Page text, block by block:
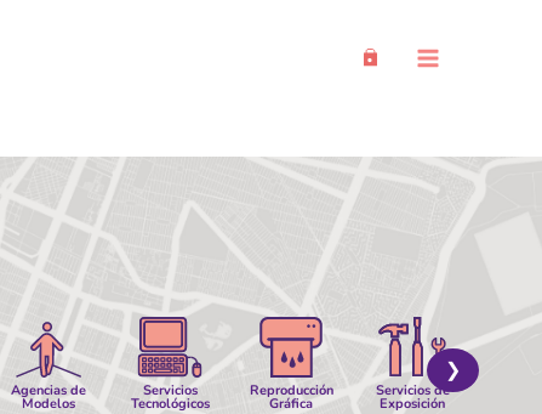
Agencias de
Modelos
Servicios
Tecnológicos
Reproducción
Gráfica
Servicios de
Exposición
❯